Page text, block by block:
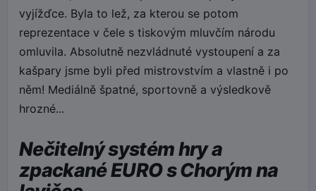
vyjížďce. Byla to lež, za kterou se potom
reprezentace v čele s tiskovým mluvčím národu
omluvila. Absolutně nezvládnuté vystoupení a za
kašpary jsme byli před mistrovstvím a vlastně i po
něm! Mediálně špatné, sportovně a výsledkově
hrozné...
Nečitelný systém hry a
zpackané EURO s Chorým na